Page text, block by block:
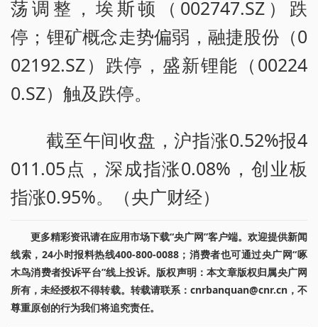
荡调整，埃斯顿（002747.SZ）跌
停；锂矿概念走势偏弱，融捷股份（0
02192.SZ）跌停，盛新锂能（00224
0.SZ）触及跌停。
截至午间收盘，沪指涨0.52%报4
011.05点，深成指涨0.08%，创业板
指涨0.95%。（央广财经）
更多精彩资讯请在应用市场下载“央广网”客户端。欢迎提供新闻
线索，24小时报料热线400-800-0088；消费者也可通过央广网“啄
木鸟消费者投诉平台”线上投诉。版权声明：本文章版权归属央广网
所有，未经授权不得转载。转载请联系：cnrbanquan@cnr.cn，不
尊重原创的行为我们将追究责任。